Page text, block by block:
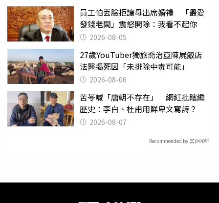
員工怕丟臉拒讓母出席婚禮 「最愛
發錢老闆」震怒開除：我看不起你
2026-08-05
27歲YouTuber獨旅喬治亞陳屍飯店
法醫揭死因「未排除中毒可能」
2026-08-06
苦苓喊「唐朝不存在」 網紅批瞎編
歷史：李白、杜甫用鮮卑文寫詩？
2026-08-07
Recommended by